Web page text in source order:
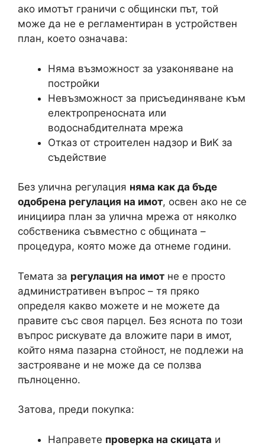
ако имотът граничи с общински път, той
може да не е регламентиран в устройствен
план, което означава:
Няма възможност за узаконяване на
постройки
Невъзможност за присъединяване към
електропреносната или
водоснабдителната мрежа
Отказ от строителен надзор и ВиК за
съдействие
Без улична регулация няма как да бъде
одобрена регулация на имот, освен ако не се
инициира план за улична мрежа от няколко
собственика съвместно с общината –
процедура, която може да отнеме години.
Темата за регулация на имот не е просто
административен въпрос – тя пряко
определя какво можете и не можете да
правите със своя парцел. Без яснота по този
въпрос рискувате да вложите пари в имот,
който няма пазарна стойност, не подлежи на
застрояване и не може да се ползва
пълноценно.
Затова, преди покупка:
Направете проверка на скицата и